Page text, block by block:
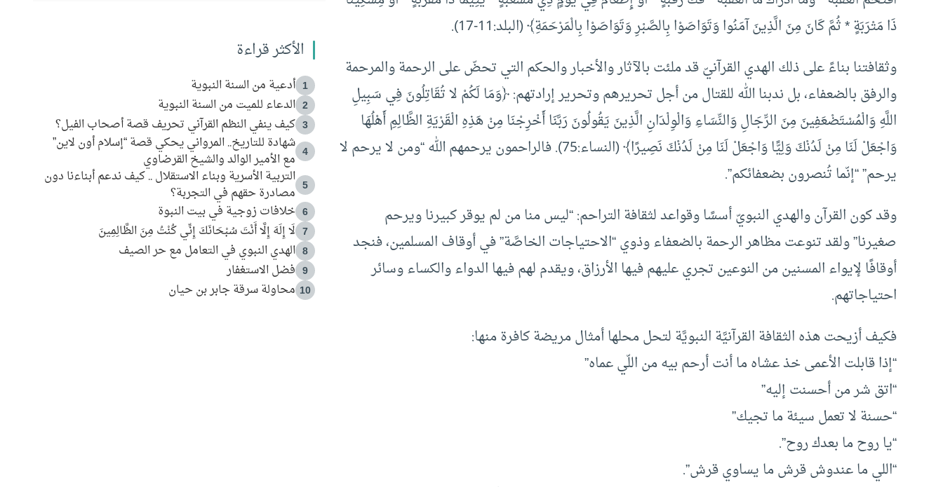
ذَا مَتْرَبَةٍ * ثُمَّ كَانَ مِنَ الَّذِينَ آمَنُوا وَتَوَاصَوْا بِالصَّبْرِ وَتَوَاصَوْا بِالْمَرْحَمَةِ﴾ (البلد:11-17).
وثقافتنا بناءً على ذلك الهدي القرآنيّ قد ملئت بالآثار والأخبار والحكم التي تحضّ على الرحمة والمرحمة
والرفق بالضعفاء، بل ندبنا الله للقتال من أجل تحريرهم وتحرير إرادتهم: ﴿وَمَا لَكُمْ لا تُقَاتِلُونَ فِي سَبِيلِ
اللَّهِ وَالْمُسْتَضْعَفِينَ مِنَ الرِّجَالِ وَالنِّسَاءِ وَالْوِلْدَانِ الَّذِينَ يَقُولُونَ رَبَّنَا أَخْرِجْنَا مِنْ هَذِهِ الْقَرْيَةِ الظَّالِمِ أَهْلُهَا
وَاجْعَلْ لَنَا مِنْ لَدُنْكَ وَلِيًّا وَاجْعَلْ لَنَا مِنْ لَدُنْكَ نَصِيرًا﴾ (النساء:75). فالراحمون يرحمهم الله “ومن لا يرحم لا
يرحم” “إنّما تُنصرون بضعفائكم”.
وقد كون القرآن والهدي النبويّ أسسًا وقواعد لثقافة التراحم: “ليس منا من لم يوقر كبيرنا ويرحم
صغيرنا” ولقد تنوعت مظاهر الرحمة بالضعفاء وذوي “الاحتياجات الخاصَّة” في أوقاف المسلمين، فنجد
أوقافًا لإيواء المسنين من النوعين تجري عليهم فيها الأرزاق، ويقدم لهم فيها الدواء والكساء وسائر
احتياجاتهم.
فكيف أزيحت هذه الثقافة القرآنيَّة النبويَّة لتحل محلها أمثال مريضة كافرة منها:
“إذا قابلت الأعمى خذ عشاه ما أنت أرحم بيه من اللّي عماه”
“اتق شر من أحسنت إليه”
“حسنة لا تعمل سيئة ما تجيك”
“يا روح ما بعدك روح”.
“اللي ما عندوش قرش ما يساوي قرش”.
الأكثر قراءة
1 أدعية من السنة النبوية
2 الدعاء للميت من السنة النبوية
3 كيف ينفي النظم القرآني تحريف قصة أصحاب الفيل؟
4
شهادة للتاريخ.. المرواني يحكي قصة “إسلام أون لاين”
مع الأمير الوالد والشيخ القرضاوي
5
التربية الأسرية وبناء الاستقلال .. كيف ندعم أبناءنا دون
مصادرة حقهم في التجربة؟
6 خلافات زوجية في بيت النبوة
7 لَا إِلَهَ إِلَّا أَنْتَ سُبْحَانَكَ إِنِّي كُنْتُ مِنَ الظَّالِمِينَ
8 الهدي النبوي في التعامل مع حر الصيف
9 فضل الاستغفار
10 محاولة سرقة جابر بن حيان